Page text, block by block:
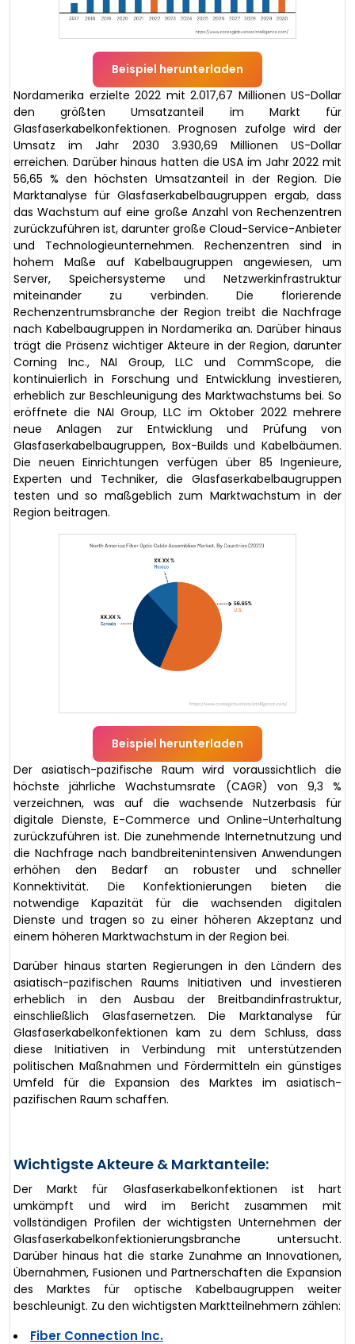
Beispiel herunterladen
Nordamerika erzielte 2022 mit 2.017,67 Millionen US-Dollar
den größten Umsatzanteil im Markt für
Glasfaserkabelkonfektionen. Prognosen zufolge wird der
Umsatz im Jahr 2030 3.930,69 Millionen US-Dollar
erreichen. Darüber hinaus hatten die USA im Jahr 2022 mit
56,65 % den höchsten Umsatzanteil in der Region. Die
Marktanalyse für Glasfaserkabelbaugruppen ergab, dass
das Wachstum auf eine große Anzahl von Rechenzentren
zurückzuführen ist, darunter große Cloud-Service-Anbieter
und Technologieunternehmen. Rechenzentren sind in
hohem Maße auf Kabelbaugruppen angewiesen, um
Server, Speichersysteme und Netzwerkinfrastruktur
miteinander zu verbinden. Die florierende
Rechenzentrumsbranche der Region treibt die Nachfrage
nach Kabelbaugruppen in Nordamerika an. Darüber hinaus
trägt die Präsenz wichtiger Akteure in der Region, darunter
Corning Inc., NAI Group, LLC und CommScope, die
kontinuierlich in Forschung und Entwicklung investieren,
erheblich zur Beschleunigung des Marktwachstums bei. So
eröffnete die NAI Group, LLC im Oktober 2022 mehrere
neue Anlagen zur Entwicklung und Prüfung von
Glasfaserkabelbaugruppen, Box-Builds und Kabelbäumen.
Die neuen Einrichtungen verfügen über 85 Ingenieure,
Experten und Techniker, die Glasfaserkabelbaugruppen
testen und so maßgeblich zum Marktwachstum in der
Region beitragen.
Beispiel herunterladen
Der asiatisch-pazifische Raum wird voraussichtlich die
höchste jährliche Wachstumsrate (CAGR) von 9,3 %
verzeichnen, was auf die wachsende Nutzerbasis für
digitale Dienste, E-Commerce und Online-Unterhaltung
zurückzuführen ist. Die zunehmende Internetnutzung und
die Nachfrage nach bandbreitenintensiven Anwendungen
erhöhen den Bedarf an robuster und schneller
Konnektivität. Die Konfektionierungen bieten die
notwendige Kapazität für die wachsenden digitalen
Dienste und tragen so zu einer höheren Akzeptanz und
einem höheren Marktwachstum in der Region bei.
Darüber hinaus starten Regierungen in den Ländern des
asiatisch-pazifischen Raums Initiativen und investieren
erheblich in den Ausbau der Breitbandinfrastruktur,
einschließlich Glasfasernetzen. Die Marktanalyse für
Glasfaserkabelkonfektionen kam zu dem Schluss, dass
diese Initiativen in Verbindung mit unterstützenden
politischen Maßnahmen und Fördermitteln ein günstiges
Umfeld für die Expansion des Marktes im asiatisch-
pazifischen Raum schaffen.
Wichtigste Akteure & Marktanteile:
Der Markt für Glasfaserkabelkonfektionen ist hart
umkämpft und wird im Bericht zusammen mit
vollständigen Profilen der wichtigsten Unternehmen der
Glasfaserkabelkonfektionierungsbranche untersucht.
Darüber hinaus hat die starke Zunahme an Innovationen,
Übernahmen, Fusionen und Partnerschaften die Expansion
des Marktes für optische Kabelbaugruppen weiter
beschleunigt. Zu den wichtigsten Marktteilnehmern zählen:
Fiber Connection Inc.